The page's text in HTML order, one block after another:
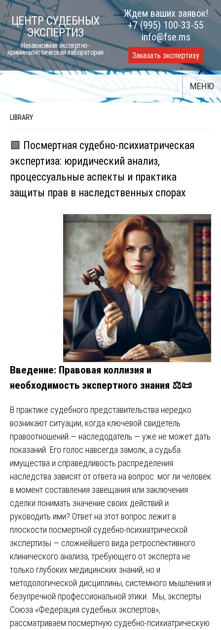
Skip
to
content
ЦЕНТР СУДЕБНЫХ
ЭКСПЕРТИЗ
Независимая экспертно-
криминалистическая лаборатория
Ждем ваших заявок!
+7 (995) 100-33-55
info@fse.ms
Заказать экспертизу
МЕНЮ
LIBRARY
🟩 Посмертная судебно-психиатрическая
экспертиза: юридический анализ,
процессуальные аспекты и практика
защиты прав в наследственных спорах
Введение: Правовая коллизия и
необходимость экспертного знания ⚖️📜
В практике судебного представительства нередко
возникают ситуации, когда ключевой свидетель
правоотношений — наследодатель — уже не может дать
показаний. Его голос навсегда замолк, а судьба
имущества и справедливость распределения
наследства зависят от ответа на вопрос: мог ли человек
в момент составления завещания или заключения
сделки понимать значение своих действий и
руководить ими? Ответ на этот вопрос лежит в
плоскости посмертной судебно-психиатрической
экспертизы — сложнейшего вида ретроспективного
клинического анализа, требующего от эксперта не
только глубоких медицинских знаний, но и
методологической дисциплины, системного мышления и
безупречной профессиональной этики. Мы, эксперты
Союза «Федерация судебных экспертов»,
рассматриваем посмертную судебно-психиатрическую